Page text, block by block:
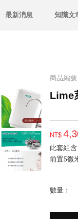
最新消息 知識文
商品編
Lime
NT$
此套組含
前置5微
數量：